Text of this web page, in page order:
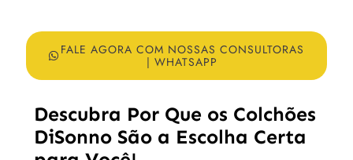
FALE AGORA COM NOSSAS CONSULTORAS
| WHATSAPP
Descubra Por Que os Colchões
DiSonno São a Escolha Certa